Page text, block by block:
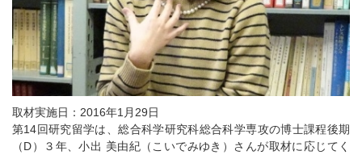
取材実施日：2016年1月29日
第14回研究留学は、総合科学研究科総合科学専攻の博士課程後期
（D）３年、小出 美由紀（こいでみゆき）さんが取材に応じてく